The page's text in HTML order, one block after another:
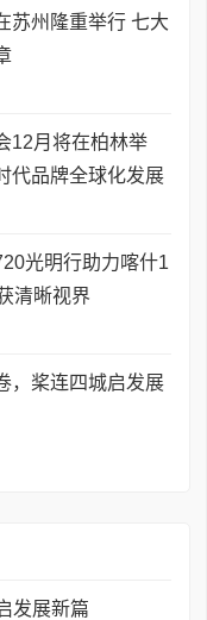
苏州隆重举行 七大
12月将在柏林举
代品牌全球化发展
光明行助力喀什1
清晰视界
，桨连四城启发展
发展新篇